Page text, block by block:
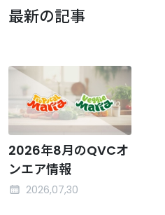
最新の記事
2026年8月のQVCオ
ンエア情報
2026,07,30